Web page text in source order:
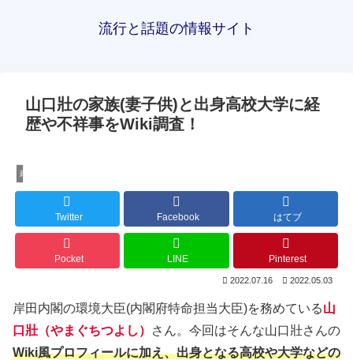
流行と話題の情報サイト
山口壯の家族(妻子供)と出身高校大学に経
歴や不祥事をWiki調査！
政治家
Twitter Facebook はてブ
Pocket LINE Pinterest
2022.07.16 2022.05.03
岸田内閣の環境大臣(内閣府特命担当大臣)を務めている山
口壯（やまぐちつよし ）
さん。今回はそんな山口壯さんの
Wiki風プロフィールに加え、出身となる高校や大学などの